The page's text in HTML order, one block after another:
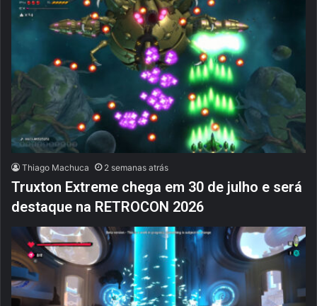
Thiago Machuca 2 semanas atrás
Truxton Extreme chega em 30 de julho e será
destaque na RETROCON 2026